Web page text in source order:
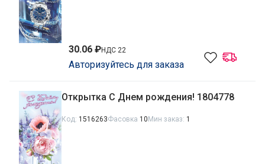
30.06 ₽НДС 22
Авторизуйтесь для заказа
Открытка С Днем рождения! 1804778
Код: 1516263Фасовка 10 Мин заказ: 1